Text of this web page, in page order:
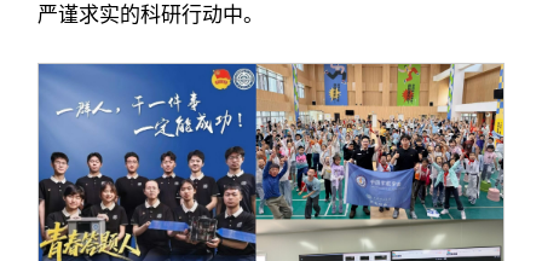
严谨求实的科研行动中。